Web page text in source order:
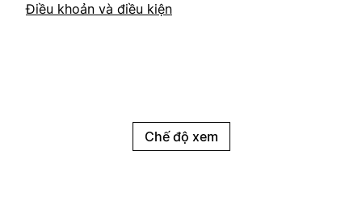
Điều khoản và điều kiện
Chế độ xem